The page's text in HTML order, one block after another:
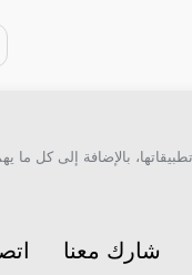
بالإضافة إلى كل ما
شارك معنا